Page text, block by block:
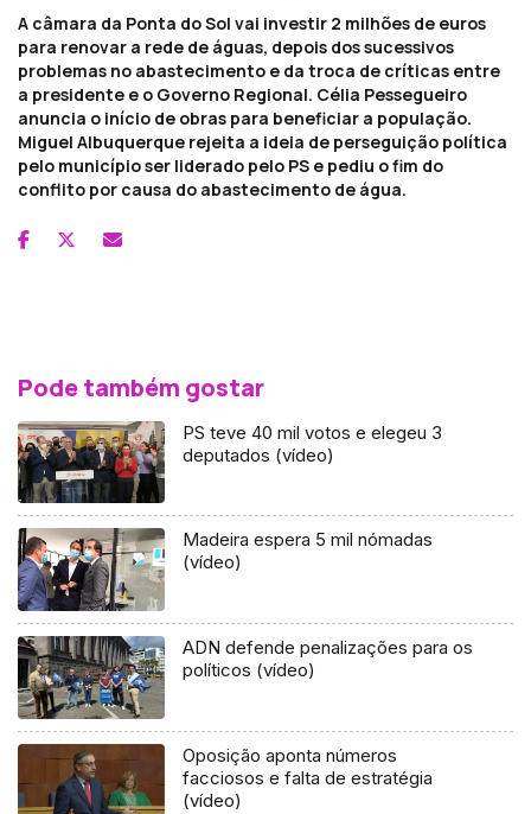
A câmara da Ponta do Sol vai investir 2 milhões de euros
para renovar a rede de águas, depois dos sucessivos
problemas no abastecimento e da troca de críticas entre
a presidente e o Governo Regional. Célia Pessegueiro
anuncia o início de obras para beneficiar a população.
Miguel Albuquerque rejeita a ideia de perseguição política
pelo município ser liderado pelo PS e pediu o fim do
conflito por causa do abastecimento de água.
Pode também gostar
PS teve 40 mil votos e elegeu 3
deputados (vídeo)
Madeira espera 5 mil nómadas
(vídeo)
ADN defende penalizações para os
políticos (vídeo)
Oposição aponta números
facciosos e falta de estratégia
(vídeo)